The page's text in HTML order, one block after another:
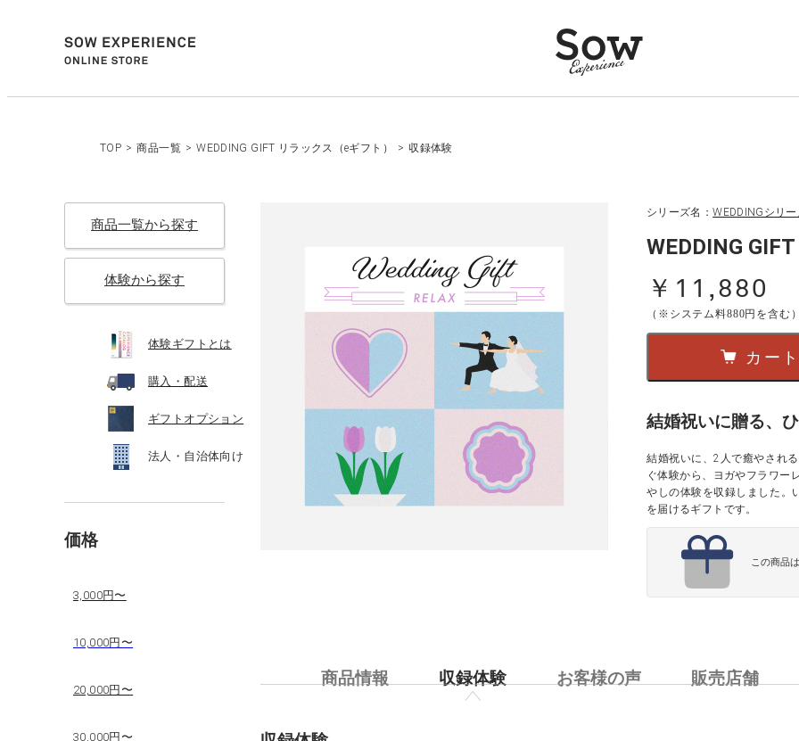
TOP > 商品一覧 > WEDDING GIFT リラックス（eギフト） > 収録体験
商品一覧から探す
体験から探す
体験ギフトとは
購入・配送
ギフトオプション
法人・自治体向け
価格
3,000円〜
10,000円〜
20,000円〜
30,000円〜
シリーズ名：WEDDINGシリ
WEDDING
￥11,880
（※システム料880円を含む）
カー
結婚祝いに贈る、
結婚祝いに、2人で癒やされ
ぐ体験から、ヨガやフラワー
やしの体験を収録しました。
を届けるギフトです。
この商品は
商品情報 収録体験 お客様の声 販売店舗